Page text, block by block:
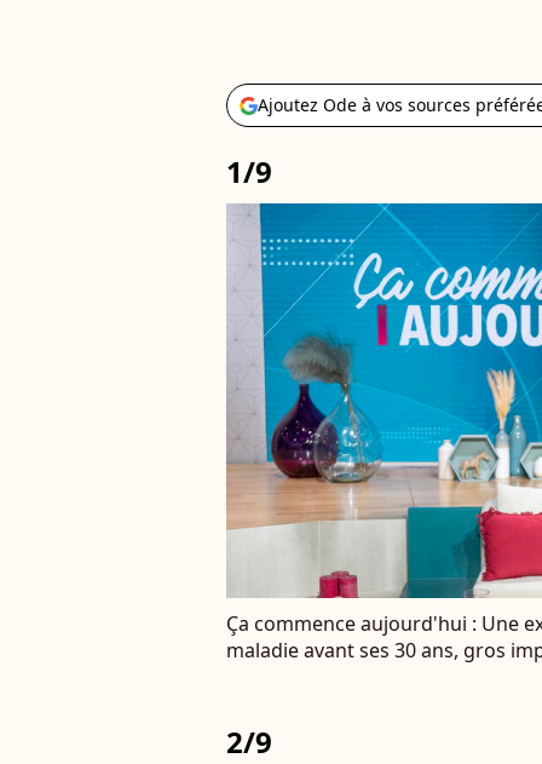
Ajoutez Ode à vos sources
1/9
Ça commence aujourd'hui : Une
maladie avant ses 30 ans, gros
2/9